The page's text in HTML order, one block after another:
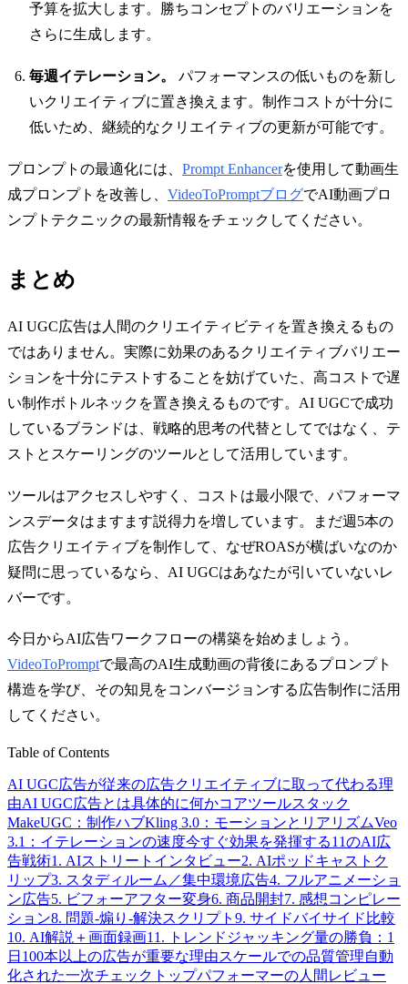
予算を拡大します。勝ちコンセプトのバリエーションを
さらに生成します。
毎週イテレーション。
パフォーマンスの低いものを新し
いクリエイティブに置き換えます。制作コストが十分に
低いため、継続的なクリエイティブの更新が可能です。
プロンプトの最適化には、 Prompt Enhancerを使用して動画生
成プロンプトを改善し、 VideoToPromptブログでAI動画プロ
ンプトテクニックの最新情報をチェックしてください。
まとめ
AI UGC広告は人間のクリエイティビティを置き換えるもの
ではありません。実際に効果のあるクリエイティブバリエー
ションを十分にテストすることを妨げていた、高コストで遅
い制作ボトルネックを置き換えるものです。AI UGCで成功
しているブランドは、戦略的思考の代替としてではなく、テ
ストとスケーリングのツールとして活用しています。
ツールはアクセスしやすく、コストは最小限で、パフォーマ
ンスデータはますます説得力を増しています。まだ週5本の
広告クリエイティブを制作して、なぜROASが横ばいなのか
疑問に思っているなら、AI UGCはあなたが引いていないレ
バーです。
今日からAI広告ワークフローの構築を始めましょう。
VideoToPromptで最高のAI生成動画の背後にあるプロンプト
構造を学び、その知見をコンバージョンする広告制作に活用
してください。
Table of Contents
AI UGC広告が従来の広告クリエイティブに取って代わる理
由AI UGC広告とは具体的に何かコアツールスタック
MakeUGC：制作ハブKling 3.0：モーションとリアリズムVeo
3.1：イテレーションの速度今すぐ効果を発揮する11のAI広
告戦術1. AIストリートインタビュー2. AIポッドキャストク
リップ3. スタディルーム／集中環境広告4. フルアニメーショ
ン広告5. ビフォーアフター変身6. 商品開封7. 感想コンピレー
ション8. 問題-煽り-解決スクリプト 9. サイドバイサイド比較
10. AI解説＋画面録画11. トレンドジャッキング量の勝負：1
日100本以上の広告が重要な理由スケールでの品質管理自動
化された一次チェック トップパフォーマーの人間レビュー